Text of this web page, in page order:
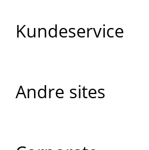
Kundeservice
Andre sites